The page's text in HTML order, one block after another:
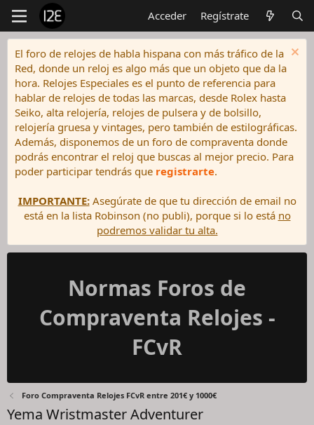
Acceder Regístrate
El foro de relojes de habla hispana con más tráfico de la
Red, donde un reloj es algo más que un objeto que da la
hora. Relojes Especiales es el punto de referencia para
hablar de relojes de todas las marcas, desde Rolex hasta
Seiko, alta relojería, relojes de pulsera y de bolsillo,
relojería gruesa y vintages, pero también de estilográficas.
Además, disponemos de un foro de compraventa donde
podrás encontrar el reloj que buscas al mejor precio. Para
poder participar tendrás que registrarte.
IMPORTANTE:Asegúrate de que tu dirección de email no
está en la lista Robinson (no publi), porque si lo está no
podremos validar tu alta.
Normas Foros de
Compraventa Relojes -
FCvR
Foro Compraventa Relojes FCvR entre 201€ y 1000€
Yema Wristmaster Adventurer